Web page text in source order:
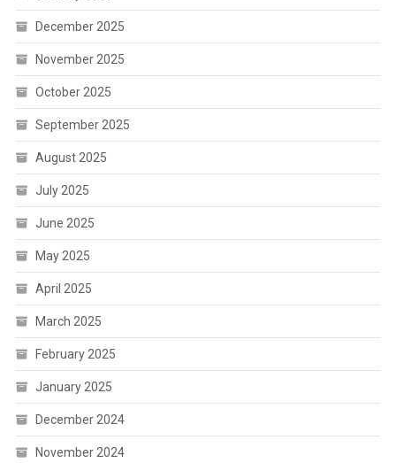
December 2025
November 2025
October 2025
September 2025
August 2025
July 2025
June 2025
May 2025
April 2025
March 2025
February 2025
January 2025
December 2024
November 2024